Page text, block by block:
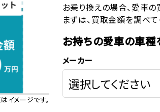
イメージです。
お乗り換えの場合、愛車の
まずは、買取金額を調べ
お持ちの愛車の車種
メーカー